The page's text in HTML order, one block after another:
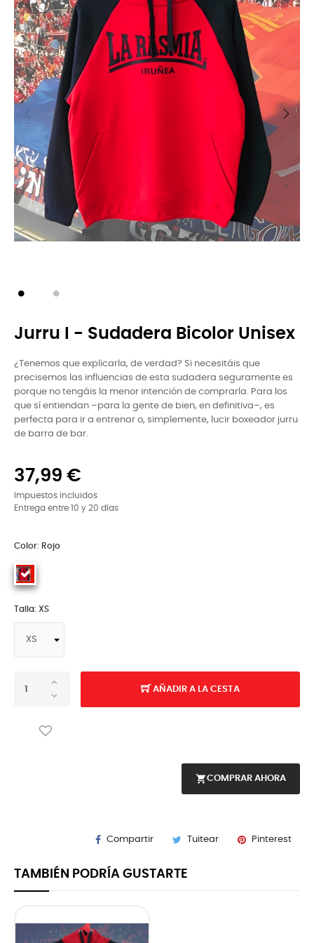
Jurru I - Sudadera Bicolor Unisex
¿Tenemos que explicarla, de verdad? Si necesitáis que
precisemos las influencias de esta sudadera seguramente es
porque no tengáis la menor intención de comprarla. Para los
que sí entiendan –para la gente de bien, en definitiva–, es
perfecta para ir a entrenar o, simplemente, lucir boxeador jurru
de barra de bar.
37,99 €
Impuestos incluidos
Entrega entre 10 y 20 días
Color: Rojo
Talla: XS
AÑADIR A LA CESTA
shopping_cartCOMPRAR AHORA
Compartir Tuitear Pinterest
TAMBIÉN PODRÍA GUSTARTE